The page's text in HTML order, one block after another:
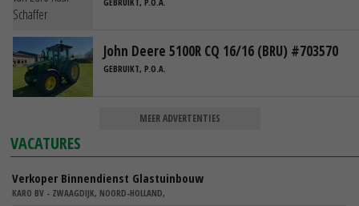
John Deere 5100R CQ 16/16 (BRU) #703570
GEBRUIKT, P.O.A.
MEER ADVERTENTIES
VACATURES
Verkoper Binnendienst Glastuinbouw
KARO BV - ZWAAGDIJK, NOORD-HOLLAND,